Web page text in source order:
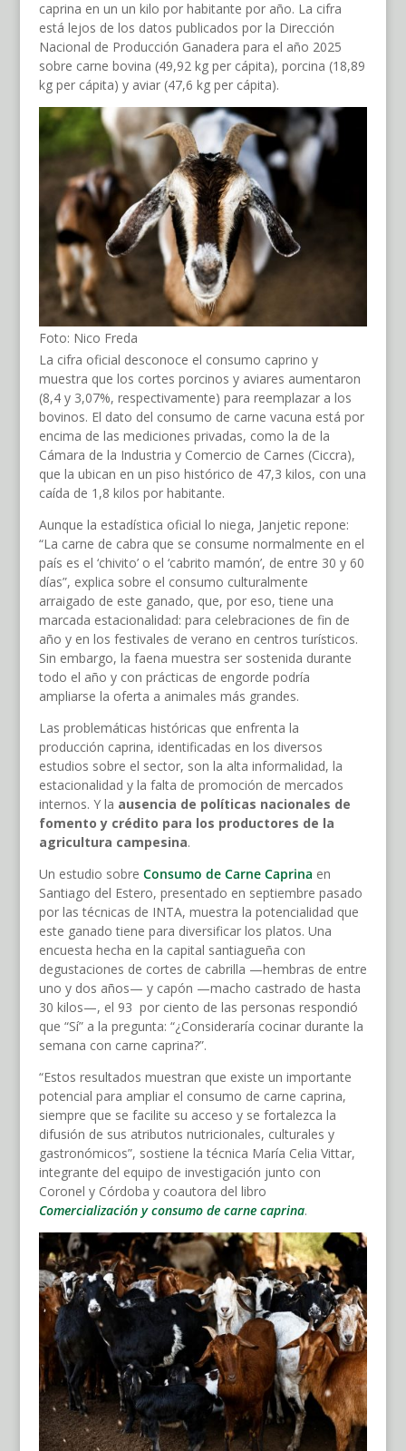
caprina en un un kilo por habitante por año. La cifra
está lejos de los datos publicados por la Dirección
Nacional de Producción Ganadera para el año 2025
sobre carne bovina (49,92 kg per cápita), porcina (18,89
kg per cápita) y aviar (47,6 kg per cápita).
Foto: Nico Freda
La cifra oficial desconoce el consumo caprino y
muestra que los cortes porcinos y aviares aumentaron
(8,4 y 3,07%, respectivamente) para reemplazar a los
bovinos. El dato del consumo de carne vacuna está por
encima de las mediciones privadas, como la de la
Cámara de la Industria y Comercio de Carnes (Ciccra),
que la ubican en un piso histórico de 47,3 kilos, con una
caída de 1,8 kilos por habitante.
Aunque la estadística oficial lo niega, Janjetic repone:
“La carne de cabra que se consume normalmente en el
país es el ‘chivito’ o el ‘cabrito mamón’, de entre 30 y 60
días”, explica sobre el consumo culturalmente
arraigado de este ganado, que, por eso, tiene una
marcada estacionalidad: para celebraciones de fin de
año y en los festivales de verano en centros turísticos.
Sin embargo, la faena muestra ser sostenida durante
todo el año y con prácticas de engorde podría
ampliarse la oferta a animales más grandes.
Las problemáticas históricas que enfrenta la
producción caprina, identificadas en los diversos
estudios sobre el sector, son la alta informalidad, la
estacionalidad y la falta de promoción de mercados
internos. Y la ausencia de políticas nacionales de
fomento y crédito para los productores de la
agricultura campesina.
Un estudio sobre Consumo de Carne Caprina en
Santiago del Estero, presentado en septiembre pasado
por las técnicas de INTA, muestra la potencialidad que
este ganado tiene para diversificar los platos. Una
encuesta hecha en la capital santiagueña con
degustaciones de cortes de cabrilla —hembras de entre
uno y dos años— y capón —macho castrado de hasta
30 kilos—, el 93 por ciento de las personas respondió
que “Sí” a la pregunta: “¿Consideraría cocinar durante la
semana con carne caprina?”.
“Estos resultados muestran que existe un importante
potencial para ampliar el consumo de carne caprina,
siempre que se facilite su acceso y se fortalezca la
difusión de sus atributos nutricionales, culturales y
gastronómicos”, sostiene la técnica María Celia Vittar,
integrante del equipo de investigación junto con
Coronel y Córdoba y coautora del libro
Comercialización y consumo de carne caprina.